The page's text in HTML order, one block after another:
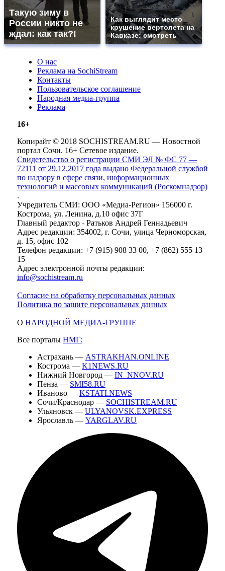
Такую зиму в
России никто не
ждал: как так?!
Как выглядит место
крушение вертолета на
Кавказе: смотреть
О нас
Реклама на SochiStream
Контакты
Пользовательское соглашение
Народная медиа-группа
Реклама
16+
Копирайт © 2018 SOCHISTREAM.RU — Новостной
портал Сочи. 16+ Сетевое издание.
Свидетельство о регистрации СМИ ЭЛ № ФС 77 —
72111 от 29.12.2017 года выдано Федеральной службой
по надзору в сфере связи, информационных
технологий и массовых коммуникаций (Роскомнадзор)
.
Учредитель СМИ: ООО «Медиа-Регион» 156000 г.
Кострома, ул. Ленина, д.10 офис 37Г
Главный редактор - Ратьков Андрей Геннадьевич
Адрес редакции: 354002, г. Сочи, улица Черноморская,
д. 15, офис 102
Телефон редакции: +7 (915) 908 33 00, +7 (862) 555 13
15
Адрес электронной почты редакции:
info@sochistream.ru
Согласие на обработку персональных данных
Политика по защите персональных данных
О НАРОДНОЙ МЕДИА-ГРУППЕ
Все порталы НМГ:
Астрахань — ASTRAKHAN.ONLINE
Кострома — K1NEWS.RU
Нижний Новгород — IN_NNOV.RU
Пенза — SMI58.RU
Иваново — KSTATI.NEWS
Сочи/Краснодар — SOCHISTREAM.RU
Ульяновск — ULYANOVSK.EXPRESS
Ярославль — YARGLAV.RU